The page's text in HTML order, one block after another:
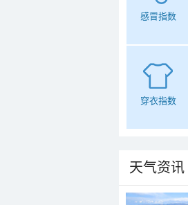
感冒指数
穿衣指数
天气资讯